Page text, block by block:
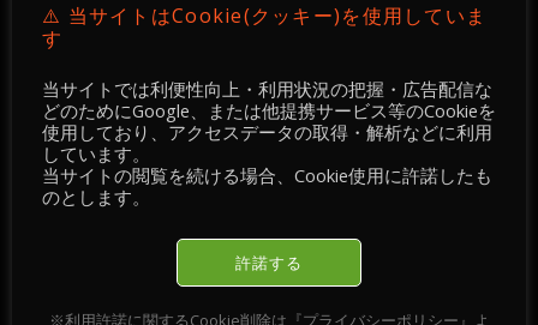
トポイント
（期待する）
別のシナリオ: 154.91以下であれば、154.52 及び
154.29 を期待する
見解： RSIは５０以上である。MACDは警告ライン
(Signal line)を下回るも、ポジティブ
※更に、現在値はそれぞれ155.23 及び 154.96
⚠️ 当サイトはCookie(クッキー)を使用していま
す
当サイトでは利便性向上・利用状況の把握・広告配信な
どのためにGoogle、または他提携サービス等のCookieを
使用しており、アクセスデータの取得・解析などに利用
しています。
当サイトの閲覧を続ける場合、Cookie使用に許諾したも
のとします。
許諾する
※利用許諾に関するCookie削除は『プライバシーポリシー』よ